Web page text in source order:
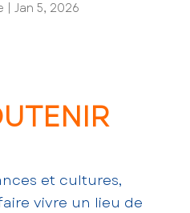
| Jan 5, 2026
et cultures,
vivre un lieu de